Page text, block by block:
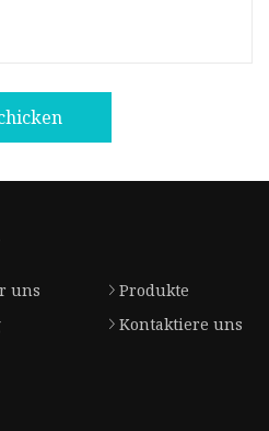
uns
Produkte
Kontaktiere uns